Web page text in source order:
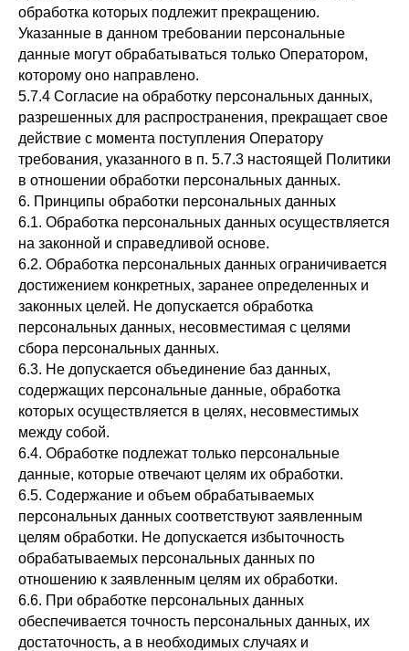
обработка которых подлежит прекращению.
Указанные в данном требовании персональные
данные могут обрабатываться только Оператором,
которому оно направлено.
5.7.4 Согласие на обработку персональных данных,
разрешенных для распространения, прекращает свое
действие с момента поступления Оператору
требования, указанного в п. 5.7.3 настоящей Политики
в отношении обработки персональных данных.
6. Принципы обработки персональных данных
6.1. Обработка персональных данных осуществляется
на законной и справедливой основе.
6.2. Обработка персональных данных ограничивается
достижением конкретных, заранее определенных и
законных целей. Не допускается обработка
персональных данных, несовместимая с целями
сбора персональных данных.
6.3. Не допускается объединение баз данных,
содержащих персональные данные, обработка
которых осуществляется в целях, несовместимых
между собой.
6.4. Обработке подлежат только персональные
данные, которые отвечают целям их обработки.
6.5. Содержание и объем обрабатываемых
персональных данных соответствуют заявленным
целям обработки. Не допускается избыточность
обрабатываемых персональных данных по
отношению к заявленным целям их обработки.
6.6. При обработке персональных данных
обеспечивается точность персональных данных, их
достаточность, а в необходимых случаях и